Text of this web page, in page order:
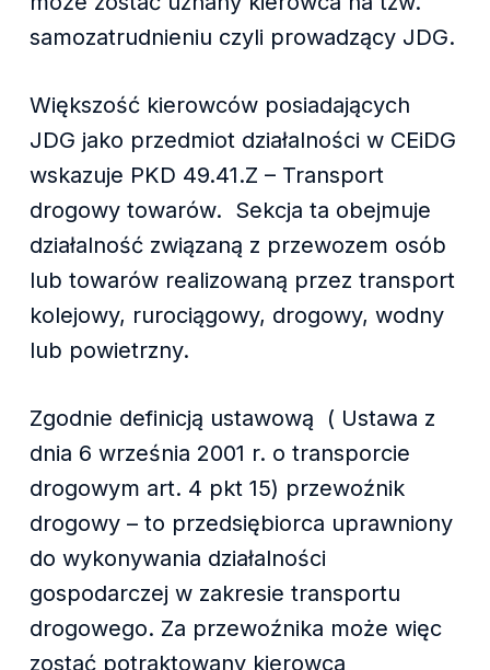
samozatrudnieniu czyli prowadzący JDG.
Większość kierowców posiadających
JDG jako przedmiot działalności w CEiDG
wskazuje PKD 49.41.Z – Transport
drogowy towarów. Sekcja ta obejmuje
działalność związaną z przewozem osób
lub towarów realizowaną przez transport
kolejowy, rurociągowy, drogowy, wodny
lub powietrzny.
Zgodnie definicją ustawową ( Ustawa z
dnia 6 września 2001 r. o transporcie
drogowym art. 4 pkt 15) przewoźnik
drogowy – to przedsiębiorca uprawniony
do wykonywania działalności
gospodarczej w zakresie transportu
drogowego. Za przewoźnika może więc
zostać potraktowany kierowca